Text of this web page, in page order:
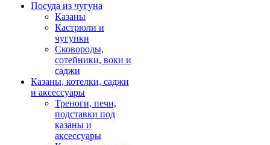
Посуда из чугуна
Казаны
Кастрюли и
чугунки
Сковороды,
сотейники, воки и
саджи
Казаны, котелки, саджи
и аксессуары
Треноги, печи,
подставки под
казаны и
аксессуары